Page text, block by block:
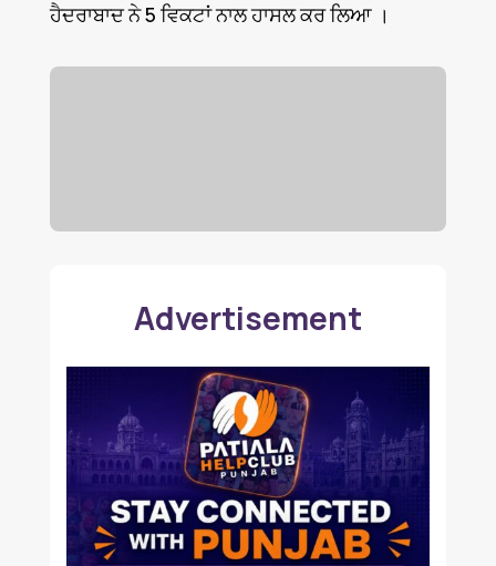
ਹੈਦਰਾਬਾਦ ਨੇ 5 ਵਿਕਟਾਂ ਨਾਲ ਹਾਸਲ ਕਰ ਲਿਆ ।
Advertisement